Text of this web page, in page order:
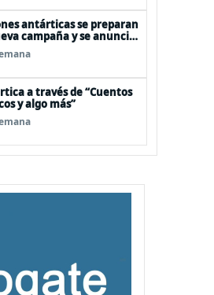
antárticas se preparan
campaña y se anuncia
Pdte Kast y su gabinete al
blanco
a través de “Cuentos
y algo más”